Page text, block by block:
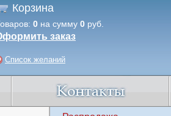
Корзина
0 на сумму 0 руб.
заказ
Список желаний